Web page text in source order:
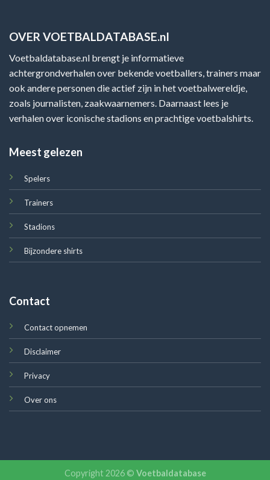
OVER VOETBALDATABASE.nl
Voetbaldatabase.nl brengt je informatieve
achtergrondverhalen over bekende voetballers, trainers maar
ook andere personen die actief zijn in het voetbalwereldje,
zoals journalisten, zaakwaarnemers. Daarnaast lees je
verhalen over iconische stadions en prachtige voetbalshirts.
Meest gelezen
Spelers
Trainers
Stadions
Bijzondere shirts
Contact
Contact opnemen
Disclaimer
Privacy
Over ons
Copyright 2026 © Voetbaldatabase